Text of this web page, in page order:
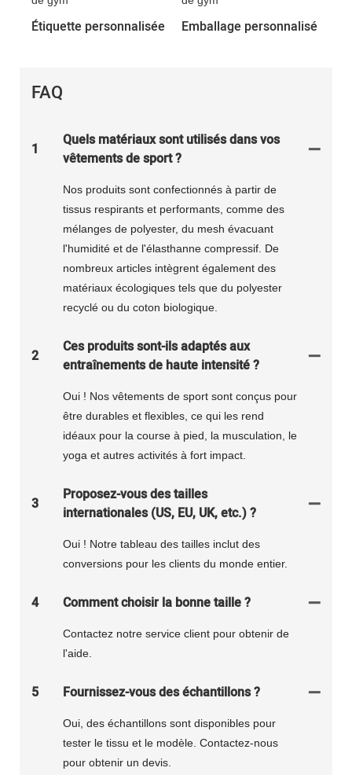
Étiquette personnalisée Emballage personnalisé
FAQ
1
Quels matériaux sont utilisés dans vos
vêtements de sport ?
Nos produits sont confectionnés à partir de
tissus respirants et performants, comme des
mélanges de polyester, du mesh évacuant
l'humidité et de l'élasthanne compressif. De
nombreux articles intègrent également des
matériaux écologiques tels que du polyester
recyclé ou du coton biologique.
2
Ces produits sont-ils adaptés aux
entraînements de haute intensité ?
Oui ! Nos vêtements de sport sont conçus pour
être durables et flexibles, ce qui les rend
idéaux pour la course à pied, la musculation, le
yoga et autres activités à fort impact.
3
Proposez-vous des tailles
internationales (US, EU, UK, etc.) ?
Oui ! Notre tableau des tailles inclut des
conversions pour les clients du monde entier.
4 Comment choisir la bonne taille ?
Contactez notre service client pour obtenir de
l'aide.
5 Fournissez-vous des échantillons ?
Oui, des échantillons sont disponibles pour
tester le tissu et le modèle. Contactez-nous
pour obtenir un devis.